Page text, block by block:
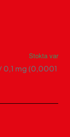
Stokta var
0,1 mg (0,0001